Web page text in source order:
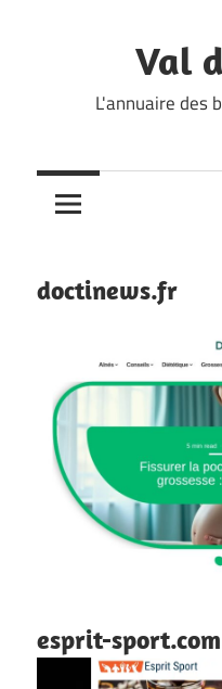
Val
L'annuaire des
doctinews.fr
esprit-sport.com